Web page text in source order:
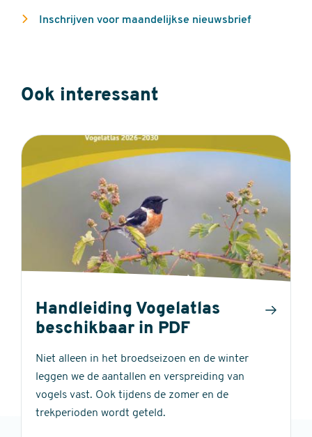
Inschrijven voor maandelijkse nieuwsbrief
Ook interessant
Handleiding Vogelatlas
beschikbaar in PDF
Niet alleen in het broedseizoen en de winter
leggen we de aantallen en verspreiding van
vogels vast. Ook tijdens de zomer en de
trekperioden wordt geteld.